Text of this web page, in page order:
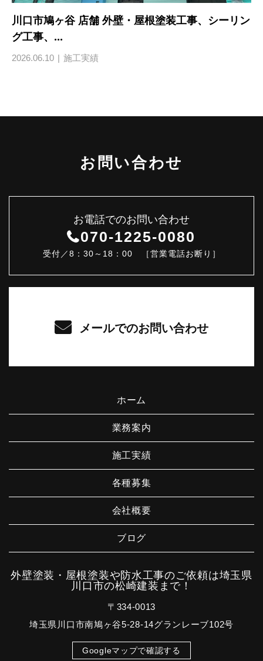
川口市鳩ヶ谷 店舗 外壁・屋根塗装工事、シーリン
グ工事、...
2026.06.10 施工実績
お問い合わせ
お電話でのお問い合わせ
070-1225-0080
受付／8：30～18：00 ［営業電話お断り］
メールでのお問い合わせ
ホーム
業務案内
施工実績
各種募集
会社概要
ブログ
外壁塗装・屋根塗装や防水工事のご依頼は埼玉県
川口市の松崎建装まで！
〒334-0013
埼玉県川口市南鳩ヶ谷5-28-14グランレーブ102号
Googleマップで確認する